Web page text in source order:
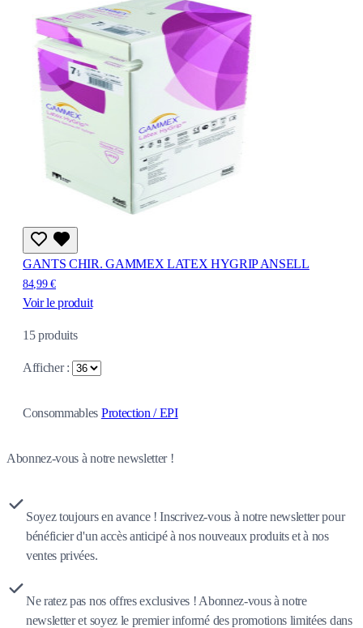
Consommables Protection / EPI
GANTS CHIR. GAMMEX LATEX HYGRIP ANSELL
84,99 €
Voir le produit
15produits
Afficher :
Abonnez-vous à notre newsletter !
Soyez toujours en avance ! Inscrivez-vous à notre newsletter pour
bénéficier d'un accès anticipé à nos nouveaux produits et à nos
ventes privées.
Ne ratez pas nos offres exclusives ! Abonnez-vous à notre
newsletter et soyez le premier informé des promotions limitées dans